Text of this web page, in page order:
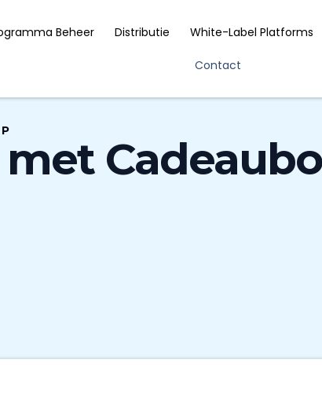
Beheer Distributie White-Label Platforms
Contact
met